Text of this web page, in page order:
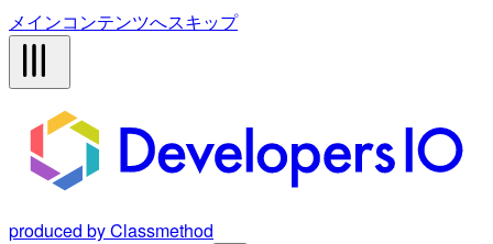
メインコンテンツへスキップ
produced by Classmethod